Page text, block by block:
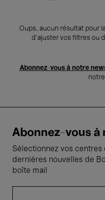
Oups, aucun résultat pour
d’ajuster vos filtres ou
Abonnez-vous à notre
Abonnez-vous
Sélectionnez vos
dernières nouvelles de
boîte mail